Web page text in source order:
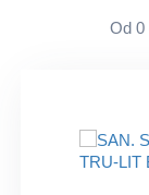
Od 0